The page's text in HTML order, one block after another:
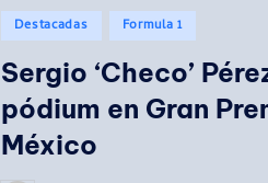
Publicado
Destacadas Formula 1
Sergio ‘Checo’
pódium en Gran
México